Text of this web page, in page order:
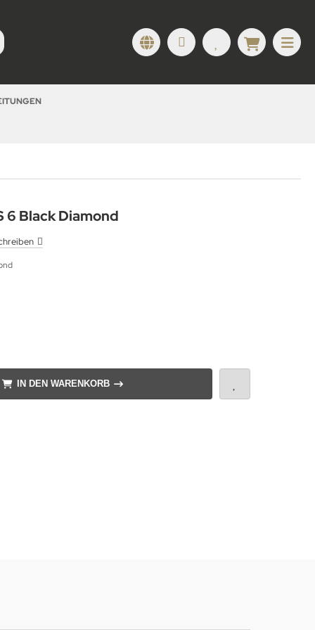
6 Black Diamond
IN DEN WARENKORB